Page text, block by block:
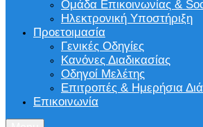
Ομάδα Επικοινωνίας &
Ηλεκτρονική Υποστήριξη
Προετοιμασία
Γενικές Οδηγίες
Κανόνες Διαδικασίας
Οδηγοί Μελέτης
Επιτροπές & Ημερήσια
Επικοινωνία